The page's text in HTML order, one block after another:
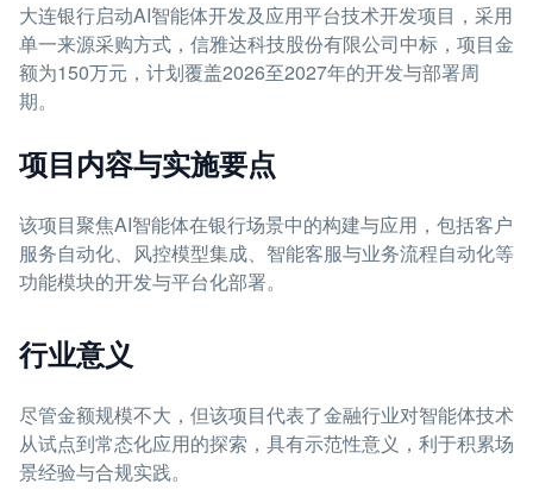
大连银行启动AI智能体开发及应用平台技术开发项目，采用
单一来源采购方式，信雅达科技股份有限公司中标，项目金
额为150万元，计划覆盖2026至2027年的开发与部署周
期。
项目内容与实施要点
该项目聚焦AI智能体在银行场景中的构建与应用，包括客户
服务自动化、风控模型集成、智能客服与业务流程自动化等
功能模块的开发与平台化部署。
行业意义
尽管金额规模不大，但该项目代表了金融行业对智能体技术
从试点到常态化应用的探索，具有示范性意义，利于积累场
景经验与合规实践。